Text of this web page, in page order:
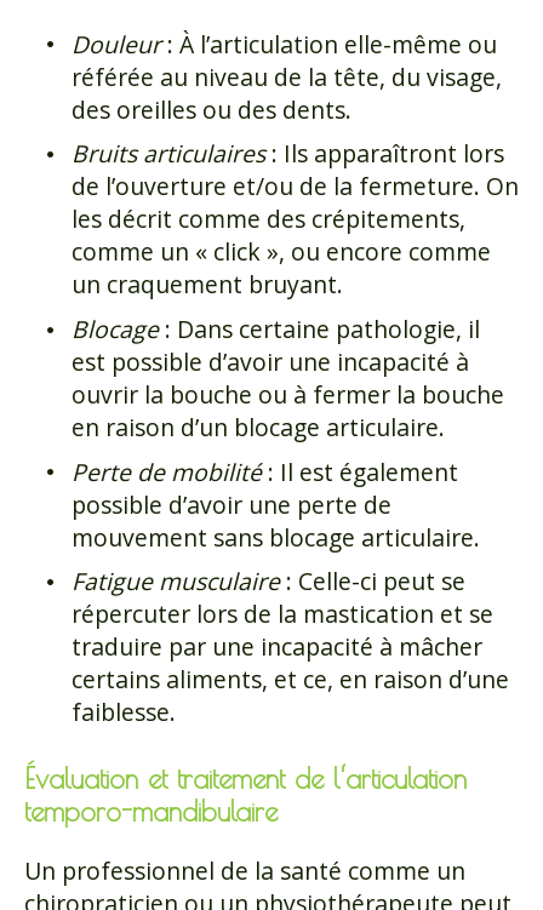
Douleur: À l’articulation elle-même ou
référée au niveau de la tête, du visage,
des oreilles ou des dents.
Bruits articulaires: Ils apparaîtront lors
de l’ouverture et/ou de la fermeture. On
les décrit comme des crépitements,
comme un « click », ou encore comme
un craquement bruyant.
Blocage: Dans certaine pathologie, il
est possible d’avoir une incapacité à
ouvrir la bouche ou à fermer la bouche
en raison d’un blocage articulaire.
Perte de mobilité: Il est également
possible d’avoir une perte de
mouvement sans blocage articulaire.
Fatigue musculaire: Celle-ci peut se
répercuter lors de la mastication et se
traduire par une incapacité à mâcher
certains aliments, et ce, en raison d’une
faiblesse.
Évaluation et traitement de l‘articulation
temporo-mandibulaire
Un professionnel de la santé comme un